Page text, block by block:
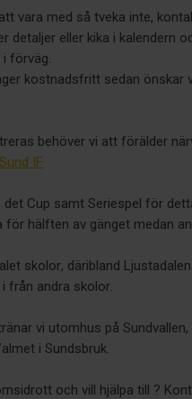
vara med så tveka inte,
detaljer eller kika i kalendern
i förväg.
kostnadsfritt sedan önskar
behöver vi att förälder
Sund IF
det Cup samt Seriespel för
för hälften av gänget medan
skolor, däribland
från andra skolor.
vi utomhus på
i Sundsbruk.
och vill hjälpa till ?